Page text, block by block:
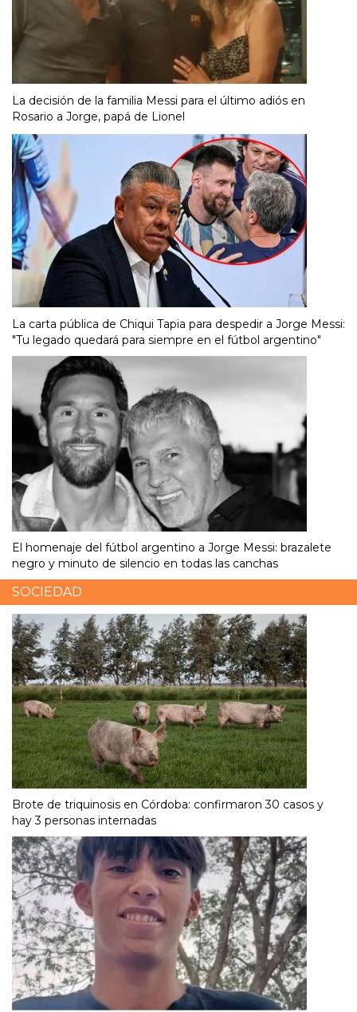
La decisión de la familia Messi para el último adiós en
Rosario a Jorge, papá de Lionel
La carta pública de Chiqui Tapia para despedir a Jorge Messi:
"Tu legado quedará para siempre en el fútbol argentino"
El homenaje del fútbol argentino a Jorge Messi: brazalete
negro y minuto de silencio en todas las canchas
SOCIEDAD
Brote de triquinosis en Córdoba: confirmaron 30 casos y
hay 3 personas internadas